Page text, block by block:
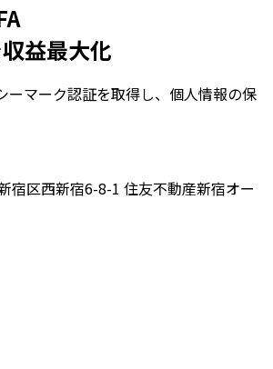
益最大化
ーマーク認証を取得し、個人情報の保
宿区西新宿6-8-1 住友不動産新宿オー